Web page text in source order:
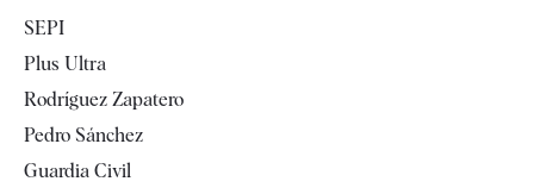
Televisión
SEPI
Plus Ultra
Rodríguez Zapatero
Pedro Sánchez
Guardia Civil